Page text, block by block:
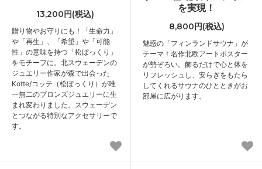
13,200円(税込)
贈り物やお守りにも！「生命力」
や「再生」、「希望」や「可能
性」の意味を持つ「松ぼっくり」
をモチーフに。北スウェーデンの
ジュエリー作家が森で出会った
Kotte/コッテ（松ぼっくり）が唯
一無二のブロンズジュエリーに生
まれ変わりました。スウェーデン
とつながる特別なアクセサリーで
す。
を実現！
8,800円(税込)
魅惑の「フィンランドサウナ」が
テーマ！名作北欧アートポスター
が勢ぞろい。飾るだけで心と体を
リフレッシュし、安らぎをもたら
してくれるサウナのひとときがお
部屋に広がります。